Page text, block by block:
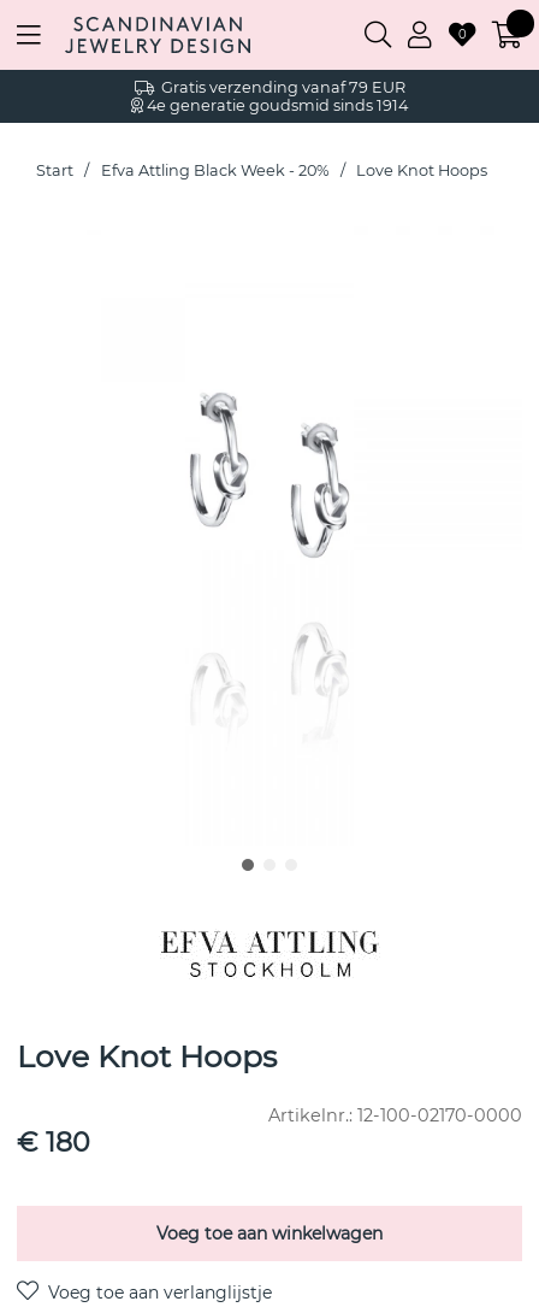
Gratis verzending vanaf 79 EUR
4e generatie goudsmid sinds 1914
0
Start Efva Attling Black Week - 20% Love Knot Hoops
Love Knot Hoops
Artikelnr.: 12-100-02170-0000
€ 180
Voeg toe aan winkelwagen